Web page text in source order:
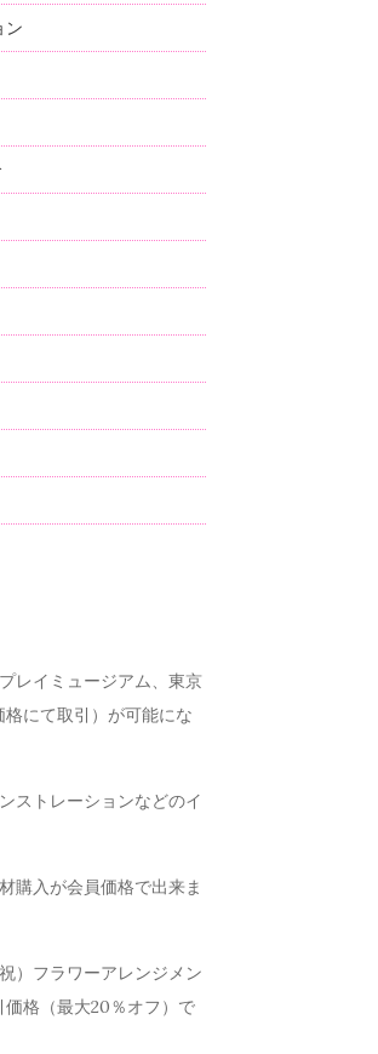
ン
レイミュージアム、東京
にて取引）が可能にな
ストレーションなどのイ
購入が会員価格で出来ま
）フラワーアレンジメン
価格（最大20％オフ）で